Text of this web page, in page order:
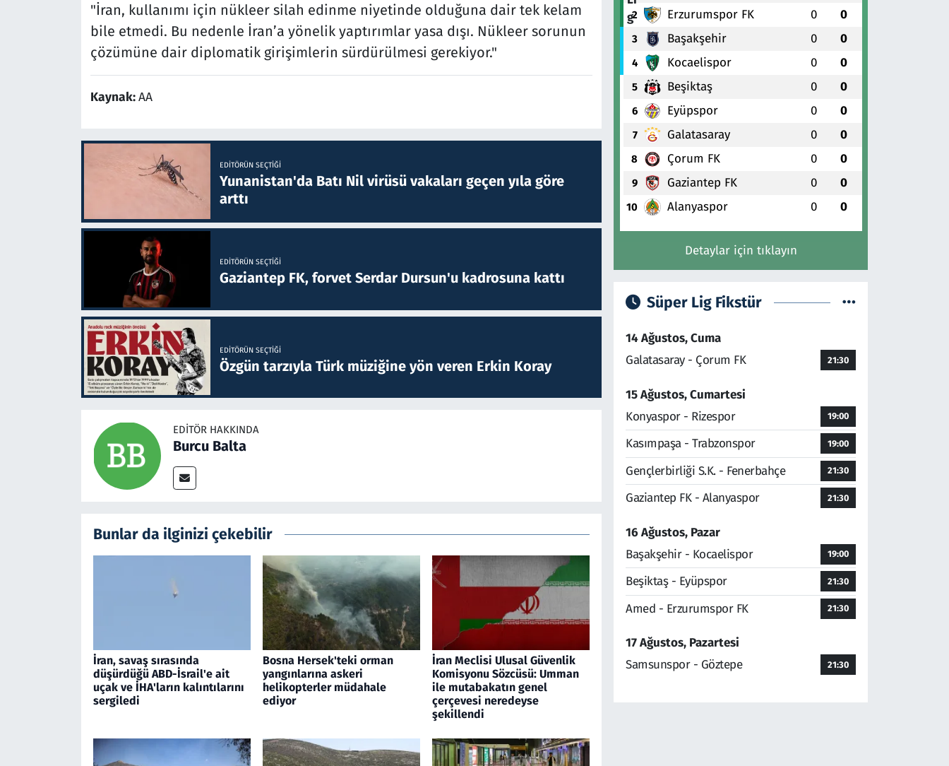
"İran, kullanımı için nükleer silah edinme niyetinde olduğuna dair tek kelam
bile etmedi. Bu nedenle İran’a yönelik yaptırımlar yasa dışı. Nükleer sorunun
çözümüne dair diplomatik girişimlerin sürdürülmesi gerekiyor."
Kaynak:AA
EDITÖRÜN SEÇTIĞI
Yunanistan'da Batı Nil virüsü vakaları geçen yıla göre
arttı
EDITÖRÜN SEÇTIĞI
Gaziantep FK, forvet Serdar Dursun'u kadrosuna kattı
EDITÖRÜN SEÇTIĞI
Özgün tarzıyla Türk müziğine yön veren Erkin Koray
EDITÖR HAKKINDA
Burcu Balta
Bunlar da ilginizi çekebilir
İran, savaş sırasında
düşürdüğü ABD-İsrail'e ait
uçak ve İHA'ların kalıntılarını
sergiledi
Bosna Hersek'teki orman
yangınlarına askeri
helikopterler müdahale
ediyor
İran Meclisi Ulusal Güvenlik
Komisyonu Sözcüsü: Umman
ile mutabakatın genel
çerçevesi neredeyse
şekillendi
2 Erzurumspor FK 0 0
3 Başakşehir 0 0
4 Kocaelispor 0 0
5 Beşiktaş 0 0
6 Eyüpspor 0 0
7 Galatasaray 0 0
8 Çorum FK 0 0
9 Gaziantep FK 0 0
10 Alanyaspor 0 0
Detaylar için tıklayın
Süper Lig Fikstür
14 Ağustos, Cuma
Galatasaray - Çorum FK
21:30
15 Ağustos, Cumartesi
Konyaspor - Rizespor
19:00
Kasımpaşa - Trabzonspor 19:00
Gençlerbirliği S.K. - Fenerbahçe 21:30
Gaziantep FK - Alanyaspor 21:30
16 Ağustos, Pazar
Başakşehir - Kocaelispor
19:00
Beşiktaş - Eyüpspor 21:30
Amed - Erzurumspor FK 21:30
17 Ağustos, Pazartesi
Samsunspor - Göztepe
21:30